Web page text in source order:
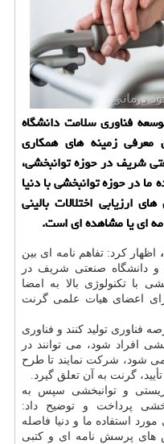
فناوری سلامت دانشگاه
زمینه های همكاری
شریف در حوزه توانبخشی،
در حوزه توانبخشی با دنیا
ارزیابی اختلالات بالینی
ای یا مشاهده ای است.
اظهار كرد:تفاهم نامه ای بین
و دانشگاه صنعتی شریف در
با تكنولوژی بالا به امضا
اعضای هیات علمی گرنت
فناوری تولید كنند و فناوری
افراد شود، می توانند در
می شود، شركت نمایند تا طرح
گرنت به آن تعلق گیرد.
و توانبخشی سپس به
پرداخت و توضیح داد:
استفاده ما و دنیا فاصله
های پرسش نامه ای و كتبی